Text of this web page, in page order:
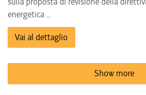
energetica ...
Vai al dettaglio
Show more